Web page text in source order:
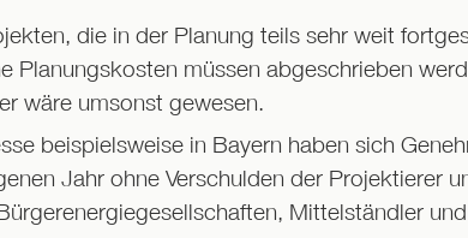
die in der Planung teils sehr weit
Planungskosten müssen abgeschrieben
wäre umsonst gewesen.
beispielsweise in Bayern haben sich
Jahr ohne Verschulden der Projektierer
Mittelständler